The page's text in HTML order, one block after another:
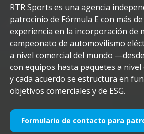
RTR Sports es una agencia
patrocinio de Fórmula E con más
experiencia en la incorporación de
campeonato de automovilismo
a nivel comercial del mundo
con equipos hasta paquetes a
y cada acuerdo se estructura en
objetivos comerciales y de ESG.
Formulario de contacto para